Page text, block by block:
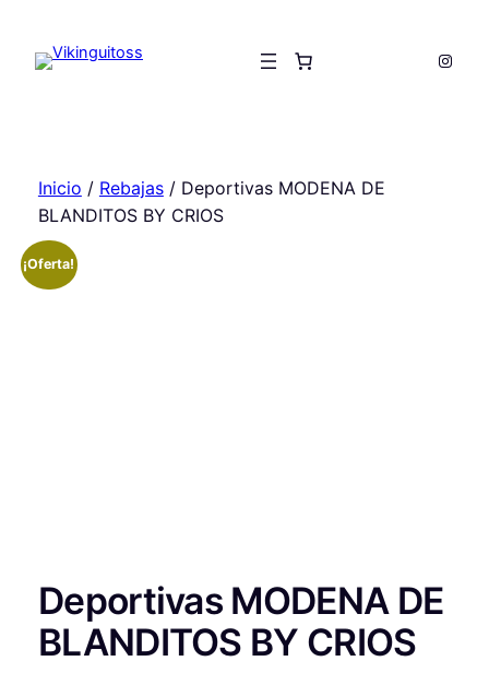
contenido
Inicio / Rebajas/ Deportivas MODENA DE
BLANDITOS BY CRIOS
¡Oferta!
Deportivas MODENA DE
BLANDITOS BY CRIOS